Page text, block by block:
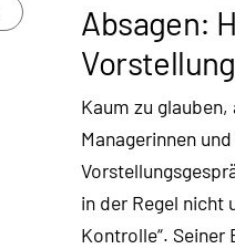
Absagen:
Kaum zu
Managerinnen
in der Regel nicht
Kontrolle“. Seiner